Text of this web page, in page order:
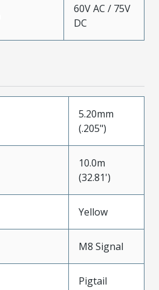
60V AC / 75V
DC
5.20mm
(.205")
10.0m
(32.81')
Yellow
M8 Signal
Pigtail